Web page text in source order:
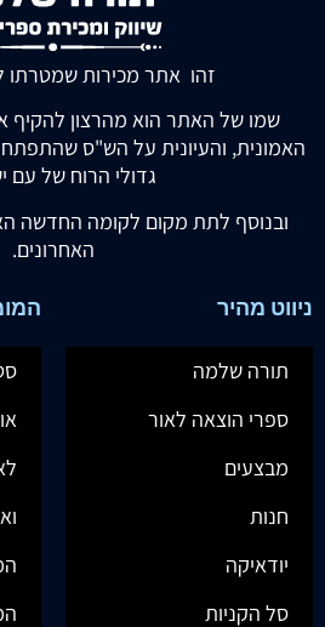
זהו אתר מכירות שמטרתו
שמו של האתר הוא מהרצון
האמונית, והעיונית על הש"ס
גדולי הרוח של עם
ובנוסף לתת מקום לקומה החדשה
האחרונים.
ניווט מהיר
תורה שלמה
ספרי הוצאה לאור
מבצעים
חנות
יודאיקה
סל הקניות